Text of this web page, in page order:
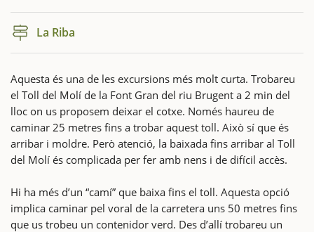
La Riba
Aquesta és una de les excursions més molt curta. Trobareu
el Toll del Molí de la Font Gran del riu Brugent a 2 min del
lloc on us proposem deixar el cotxe. Només haureu de
caminar 25 metres fins a trobar aquest toll. Això sí que és
arribar i moldre. Però atenció, la baixada fins arribar al Toll
del Molí és complicada per fer amb nens i de difícil accès.
Hi ha més d’un “camí” que baixa fins el toll. Aquesta opció
implica caminar pel voral de la carretera uns 50 metres fins
que us trobeu un contenidor verd. Des d’allí trobareu un